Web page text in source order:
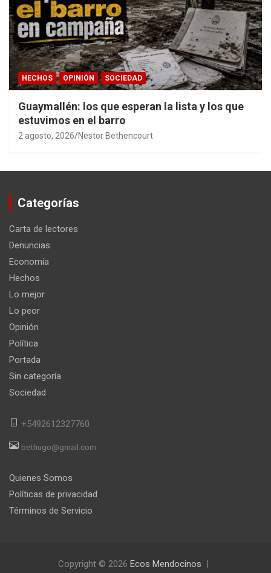
HECHOS OPINIÓN SOCIEDAD
Guaymallén: los que esperan la lista y los que
estuvimos en el barro
2 agosto, 2026 Nestor Bethencourt
Categorías
Carta de lectores
Denuncias
Economía
Hechos
Lo mejor
Lo peor
Opinión
Política
Portada
Sin categoría
Sociedad
+5492612327760
bethugo@gmail.com
Quienes Somos
Políticas de privacidad
Términos de Servicio
Copyright © 2026 Ecos Mendocinos